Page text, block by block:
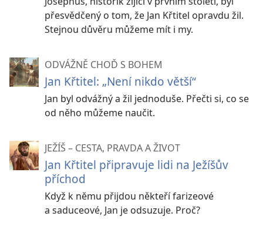
přesvědčený o tom, že Jan Křtitel opravdu žil.
Stejnou důvěru můžeme mít i my.
ODVÁŽNĚ CHOĎ S BOHEM
Jan Křtitel: „Není nikdo větší“
Jan byl odvážný a žil jednoduše. Přečti si, co se
od něho můžeme naučit.
JEŽÍŠ – CESTA, PRAVDA A ŽIVOT
Jan Křtitel připravuje lidi na Ježíšův
příchod
Když k němu přijdou někteří farizeové
a saduceové, Jan je odsuzuje. Proč?